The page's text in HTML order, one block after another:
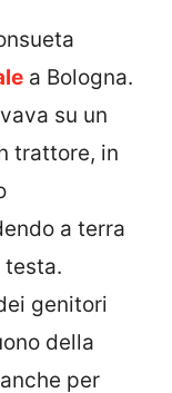
a Bologna.
su un
trattore, in
a terra
testa.
genitori
della
per